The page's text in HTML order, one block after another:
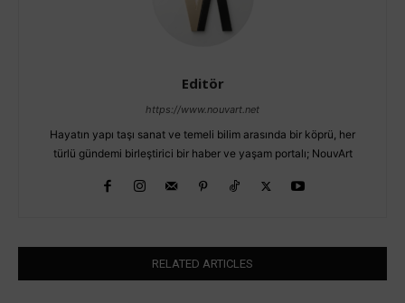
Editör
https://www.nouvart.net
Hayatın yapı taşı sanat ve temeli bilim arasında bir köprü, her
türlü gündemi birleştirici bir haber ve yaşam portalı; NouvArt
RELATED ARTICLES